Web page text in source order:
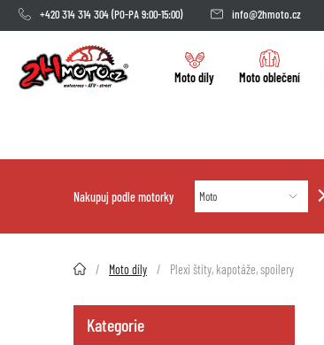
+420 314 314 304(PO-PA 9:00-15:00) info@2hmoto.cz
Moto díly Moto oblečení
Nakupuj podle motorky
2HMOTO.cz Moto díly Plexi štíty, kapotáže, spoilery
Kategorie